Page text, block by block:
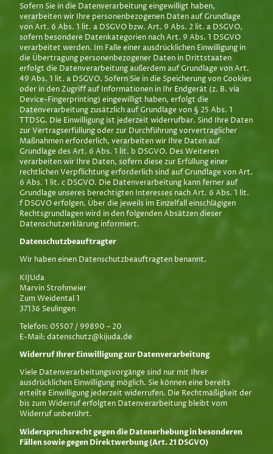
Sofern Sie in die Datenverarbeitung eingewilligt haben,
verarbeiten wir Ihre personenbezogenen Daten auf Grundlage
von Art. 6 Abs. 1 lit. a DSGVO bzw. Art. 9 Abs. 2 lit. a DSGVO,
sofern besondere Datenkategorien nach Art. 9 Abs. 1 DSGVO
verarbeitet werden. Im Falle einer ausdrücklichen Einwilligung in
die Übertragung personenbezogener Daten in Drittstaaten
erfolgt die Datenverarbeitung außerdem auf Grundlage von Art.
49 Abs. 1 lit. a DSGVO. Sofern Sie in die Speicherung von Cookies
oder in den Zugriff auf Informationen in Ihr Endgerät (z. B. via
Device-Fingerprinting) eingewilligt haben, erfolgt die
Datenverarbeitung zusätzlich auf Grundlage von § 25 Abs. 1
TTDSG. Die Einwilligung ist jederzeit widerrufbar. Sind Ihre Daten
zur Vertragserfüllung oder zur Durchführung vorvertraglicher
Maßnahmen erforderlich, verarbeiten wir Ihre Daten auf
Grundlage des Art. 6 Abs. 1 lit. b DSGVO. Des Weiteren
verarbeiten wir Ihre Daten, sofern diese zur Erfüllung einer
rechtlichen Verpflichtung erforderlich sind auf Grundlage von Art.
6 Abs. 1 lit. c DSGVO. Die Datenverarbeitung kann ferner auf
Grundlage unseres berechtigten Interesses nach Art. 6 Abs. 1 lit.
f DSGVO erfolgen. Über die jeweils im Einzelfall einschlägigen
Rechtsgrundlagen wird in den folgenden Absätzen dieser
Datenschutzerklärung informiert.
Datenschutz­beauftragter
Wir haben einen Datenschutzbeauftragten benannt.
KIJUda
Marvin Strohmeier
Zum Weidental 1
37136 Seulingen
Telefon: 05507 / 99890 – 20
E-Mail: datenschutz@kijuda.de
Widerruf Ihrer Einwilligung zur Datenverarbeitung
Viele Datenverarbeitungsvorgänge sind nur mit Ihrer
ausdrücklichen Einwilligung möglich. Sie können eine bereits
erteilte Einwilligung jederzeit widerrufen. Die Rechtmäßigkeit der
bis zum Widerruf erfolgten Datenverarbeitung bleibt vom
Widerruf unberührt.
Widerspruchsrecht gegen die Datenerhebung in besonderen
Fällen sowie gegen Direktwerbung (Art. 21 DSGVO)